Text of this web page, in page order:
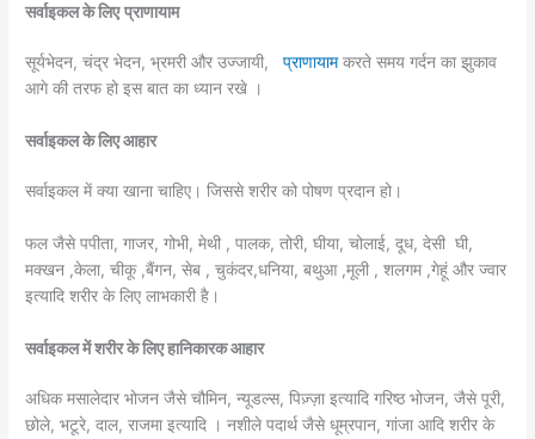
सर्वाइकल के लिए प्राणायाम
सूर्यभेदन, चंद्र भेदन, भ्रमरी और उज्जायी,प्राणायामकरते समय गर्दन का झुकाव
आगे की तरफ हो इस बात का ध्यान रखे ।
सर्वाइकल के लिए आहार
सर्वाइकल में क्या खाना चाहिए। जिससे शरीर को पोषण प्रदान हो।
फल जैसे पपीता, गाजर, गोभी, मेथी , पालक, तोरी, घीया, चोलाई, दूध, देसी घी,
मक्खन ,केला, चीकू ,बैंगन, सेब , चुकंदर,धनिया, बथुआ ,मूली , शलगम ,गेहूं और ज्वार
इत्यादि शरीर के लिए लाभकारी है।
सर्वाइकल में शरीर के लिए हानिकारक आहार
अधिक मसालेदार भोजन जैसे चौमिन, न्यूडल्स, पिज़्ज़ा इत्यादि गरिष्ठ भोजन, जैसे पूरी,
छोले, भटूरे, दाल, राजमा इत्यादि । नशीले पदार्थ जैसे धूम्रपान, गांजा आदि शरीर के